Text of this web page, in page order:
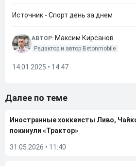
Источник - Спорт день за днем
АВТОР: Максим Кирсанов
Редактор и автор Betonmobile
14.01.2025 • 14:47
Далее по теме
Иностранные хоккеисты Ливо,
покинули «Трактор»
31.05.2026 • 11:40